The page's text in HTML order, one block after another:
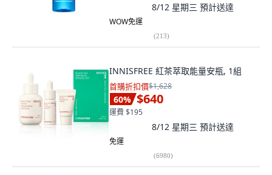
8/12 星期三 預計送達
WOW免運
(213)
INNISFREE 紅茶萃取能量安瓶, 1組
首購折扣價$1,628
60% $640
運費 $195
8/12 星期三 預計送達
免運
(6980)